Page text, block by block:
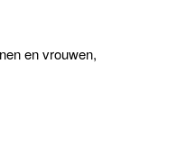
en vrouwen,